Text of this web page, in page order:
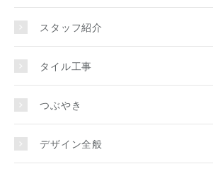
スタッフ紹介
タイル工事
つぶやき
デザイン全般